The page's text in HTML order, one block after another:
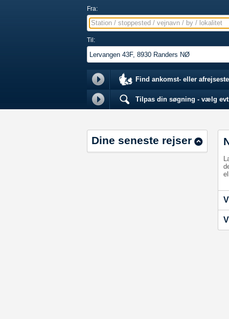
Fra:
Station / stoppested / vejnavn / by / lokalitet
Til:
Find ankomst- eller
Tilpas din søgning - vælg
Dine seneste rejser